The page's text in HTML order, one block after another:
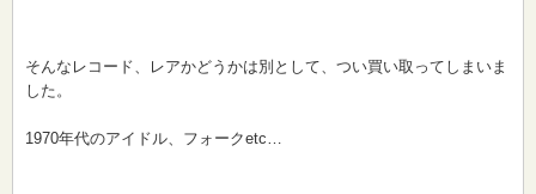
そんなレコード、レアかどうかは別として、つい買い取ってしまいま
した。
1970年代のアイドル、フォークetc…